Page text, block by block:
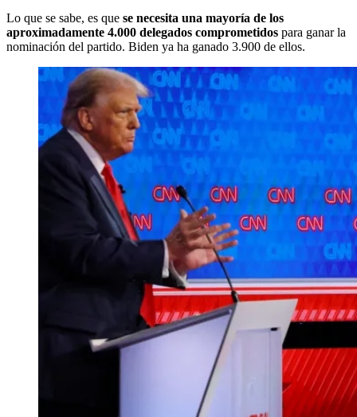
Lo que se sabe, es que se necesita una mayoría de los
aproximadamente 4.000 delegados comprometidos para ganar la
nominación del partido. Biden ya ha ganado 3.900 de ellos.